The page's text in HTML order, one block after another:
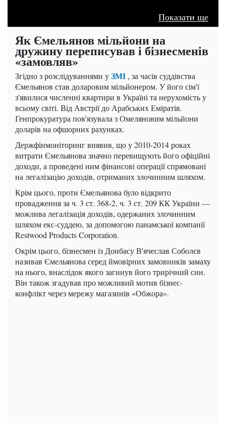
Показати ще
Як Ємельянов мільйони на
дружину переписував і бізнесменів
«замовляв»
Згідно з розслідуваннями уЗМІ , за часів суддівства
Ємельянов став доларовим мільйонером. У його сім'ї
з'явилися численні квартири в Україні та нерухомість у
всьому світі. Від Австрії до Арабських Еміратів.
Генпрокуратура пов'язувала з Омеляновим мільйони
доларів на офшорних рахунках.
Держфінмоніторинг виявив, що у 2010-2014 роках
витрати Ємельянова значно перевищують його офіційні
доходи, а проведені ним фінансові операції спрямовані
на легалізацію доходів, отриманих злочинним шляхом.
Крім цього, проти Ємельянова було відкрито
провадження за ч. 3 ст. 368-2, ч. 3 ст. 209 КК України —
можлива легалізація доходів, одержаних злочинним
шляхом екс-суддею, за допомогою панамської компанії
Restwood Products Corporation.
Окрім цього, бізнесмен із Донбасу В'ячеслав Соболєв
називав Ємельянова серед ймовірних замовників замаху
на нього, внаслідок якого загинув його трирічний син.
Він також згадував про можливий мотив бізнес-
конфлікт через мережу магазинів «Обжора».